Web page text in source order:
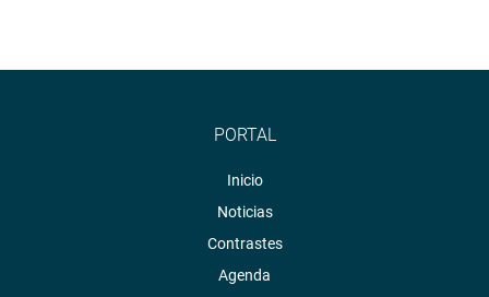
PORTAL
Inicio
Noticias
Contrastes
Agenda